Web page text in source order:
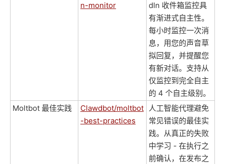
n-monitor
dIn 收件箱监控具
有渐进式自主性。
每小时监控一次消
息，用您的声音草
拟回复，并提醒您
有新对话。支持从
仅监控到完全自主
的 4 个自主级别。
Moltbot 最佳实践
Clawdbot/moltbot
-best-practices
人工智能代理避免
常见错误的最佳实
践。从真正的失败
中学习 - 在执行之
前确认，在发布之